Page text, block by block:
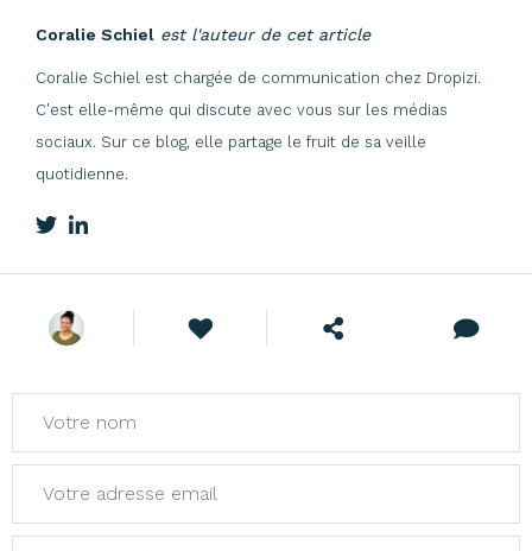
Coralie Schiel est l'auteur de cet article
Coralie Schiel est chargée de communication chez Dropizi.
C'est elle-même qui discute avec vous sur les médias
sociaux. Sur ce blog, elle partage le fruit de sa veille
quotidienne.